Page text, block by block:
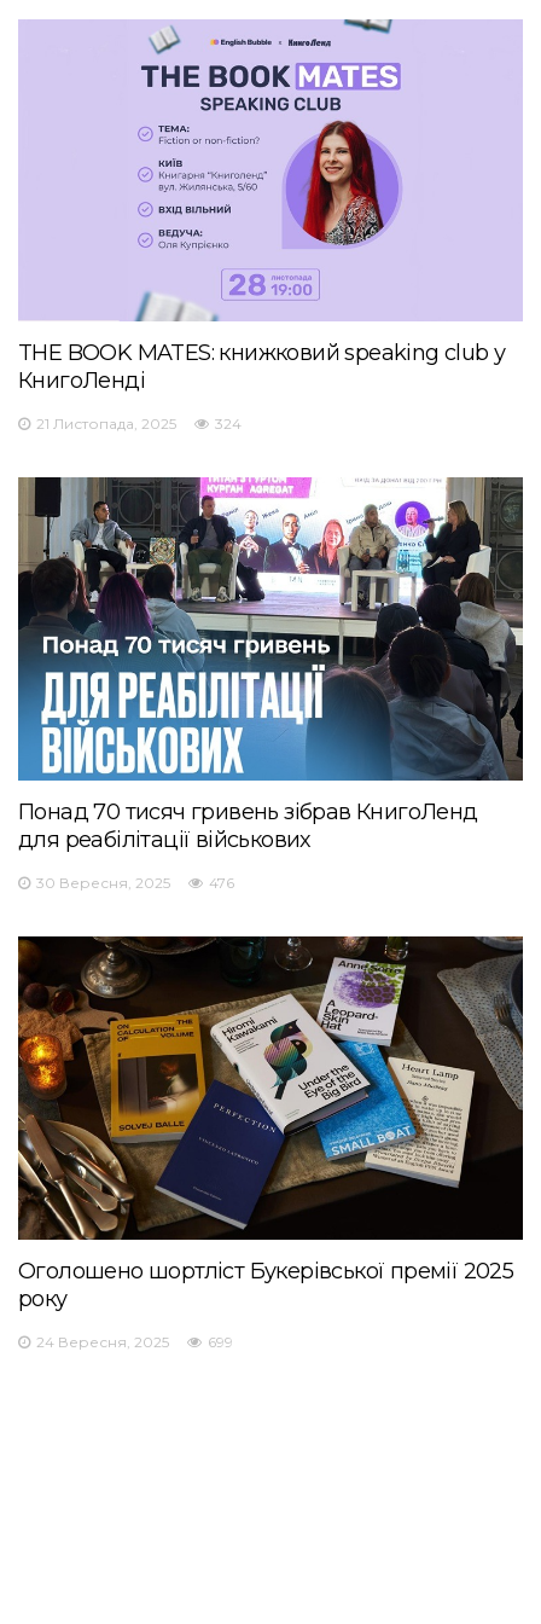
THE BOOK MATES: книжковий speaking club у
КнигоЛенді
21 Листопада, 2025 324
Понад 70 тисяч гривень зібрав КнигоЛенд
для реабілітації військових
30 Вересня, 2025 476
Оголошено шортліст Букерівської премії 2025
року
24 Вересня, 2025 699